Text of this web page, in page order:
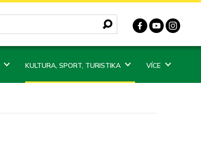
KULTURA, SPORT, TURISTIKA VÍCE